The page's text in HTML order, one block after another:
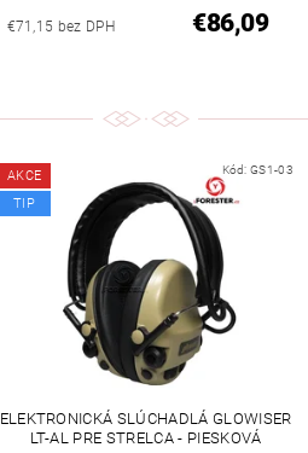
€71,15 bez DPH €86,09
AKCE
TIP
Kód:GS1-03
ELEKTRONICKÁ SLÚCHADLÁ GLOWISER
LT-AL PRE STRELCA - PIESKOVÁ